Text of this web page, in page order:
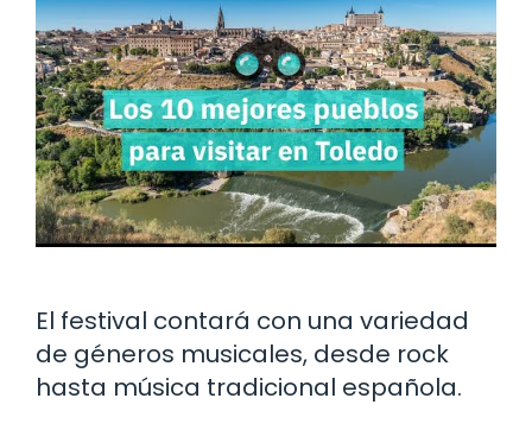
El festival contará con una variedad
de géneros musicales, desde rock
hasta música tradicional española.